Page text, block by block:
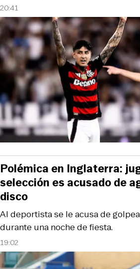
20:41
19:02
Al deportista se le acusa de
durante una noche de fiesta.
Polémica en Inglaterra:
selección es acusado de
disco